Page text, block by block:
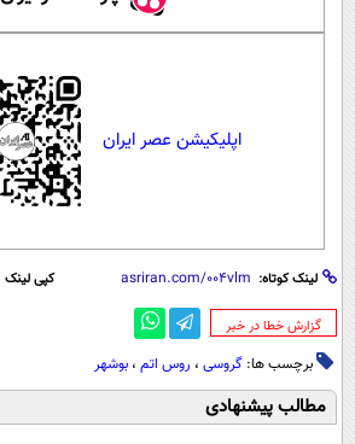
اپلیکیشن عصر ایران
لینک کوتاه: کپی لینک
‌گزارش خطا در خبر
برچسب ها: گروسی ، روس اتم ، بوشهر
مطالب پیشنهادی